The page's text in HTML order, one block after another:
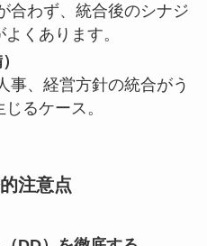
合わず、統合後のシナジ
くあります。
事、経営方針の統合がう
るケース。
注意点